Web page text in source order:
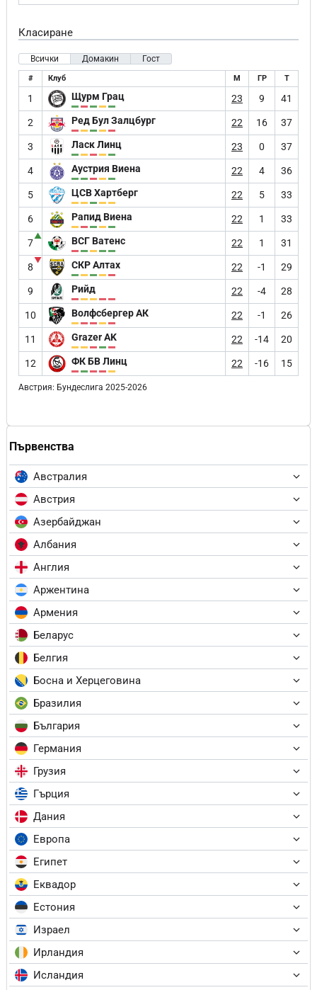
Първенства
Австралия
Австрия
Азербайджан
Албания
Англия
Аржентина
Армения
Беларус
Белгия
Босна и Херцеговина
Бразилия
България
Германия
Грузия
Гърция
Дания
Европа
Египет
Еквадор
Естония
Израел
Ирландия
Исландия
Класиране
Всички Домакин Гост
# Клуб М ГР Т
1 Щурм Грац 23 9 41
2 Ред Бул Залцбург 22 16 37
3 Ласк Линц 23 0 37
4 Аустрия Виена 22 4 36
5 ЦСВ Хартберг 22 5 33
6 Рапид Виена 22 1 33
7
▲ ВСГ Ватенс 22 1 31
8
▼ СКР Алтах 22 -1 29
9 Рийд 22 -4 28
10 Волфсбергер АК 22 -1 26
11 Grazer AK 22 -14 20
12 ФК БВ Линц 22 -16 15
Австрия: Бундеслига 2025-2026